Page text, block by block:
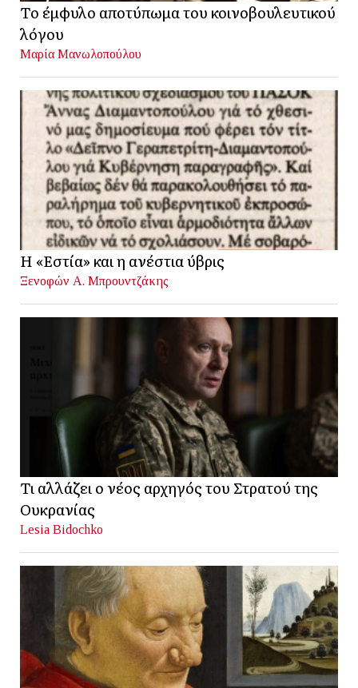
Το έμφυλο αποτύπωμα του κοινοβουλευτικού
λόγου
Μαρία Μανωλοπούλου
Η «Εστία» και η ανέστια ύβρις
Ξενοφών Α. Μπρουντζάκης
Τι αλλάζει ο νέος αρχηγός του Στρατού της
Ουκρανίας
Lesia Bidochko